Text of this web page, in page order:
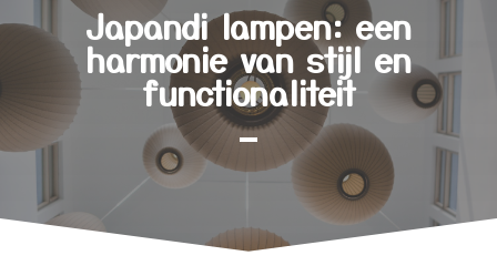
Japandi lampen: een
harmonie van stijl en
functionaliteit